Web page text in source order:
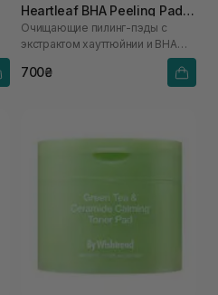
Heartleaf BHA Peeling Pad
60 шт
Очищающие пилинг-пэды с
экстрактом хауттюйнии и BHA
700₴